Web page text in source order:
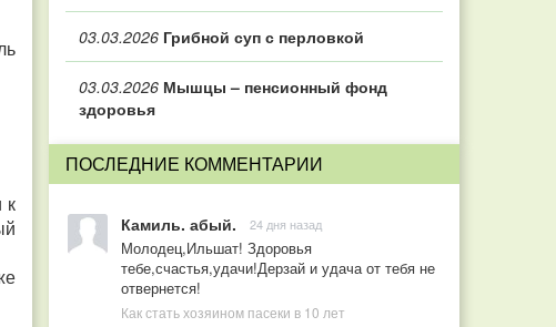
к
03.03.2026 Грибной суп с перловкой
03.03.2026 Мышцы – пенсионный фонд
здоровья
ПОСЛЕДНИЕ КОММЕНТАРИИ
Камиль. абый. 24 дня назад
Молодец,Ильшат! Здоровья
тебе,счастья,удачи!Дерзай и удача от тебя не
отвернется!
Как стать хозяином пасеки в 10 лет